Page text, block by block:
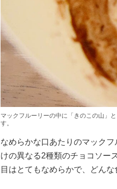
マックフルーリーの中に「きのこの山」
す。
なめらかな口あたりのマック
けの異なる2種類のチョコソー
目はとてもなめらかで、どん